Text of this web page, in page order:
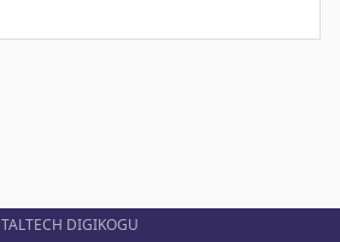
TALTECH DIGIKOGU